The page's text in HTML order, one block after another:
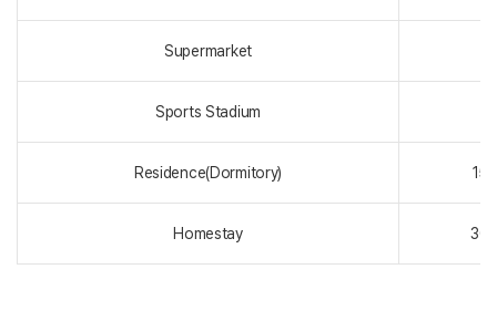
Supermarket
Sports Stadium
Residence(Dormitory)
Homestay